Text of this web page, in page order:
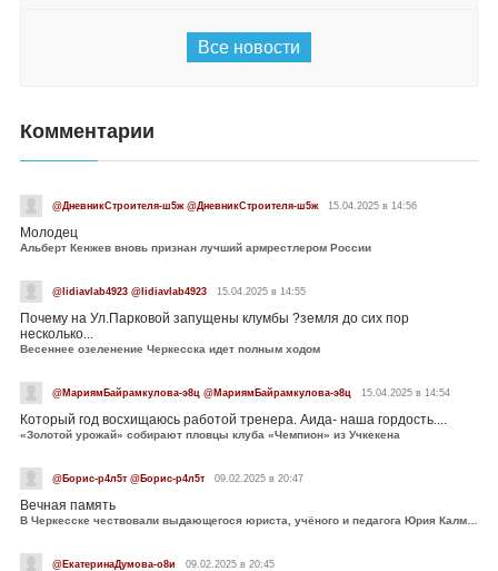
Все новости
Комментарии
@ДневникСтроителя-ш5ж @ДневникСтроителя-ш5ж 15.04.2025 в 14:56
Молодец
Альберт Кенжев вновь признан лучший армрестлером России
@lidiavlab4923 @lidiavlab4923 15.04.2025 в 14:55
Почему на Ул.Парковой запущены клумбы ?земля до сих пор
несколько...
Весеннее озеленение Черкесска идет полным ходом
@МариямБайрамкулова-э8ц @МариямБайрамкулова-э8ц 15.04.2025 в 14:54
Который год восхищаюсь работой тренера. Аида- наша гордость....
«Золотой урожай» собирают пловцы клуба «Чемпион» из Учкекена
@Борис-р4л5т @Борис-р4л5т 09.02.2025 в 20:47
Вечная память
В Черкесске чествовали выдающегося юриста, учёного и педагога Юрия Калмыкова
@ЕкатеринаДумова-о8и 09.02.2025 в 20:45